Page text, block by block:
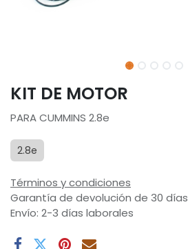
KIT DE MOTOR
PARA CUMMINS 2.8e
2.8e
Términos y condiciones
Garantía de devolución de 30 días
Envío: 2-3 días laborales